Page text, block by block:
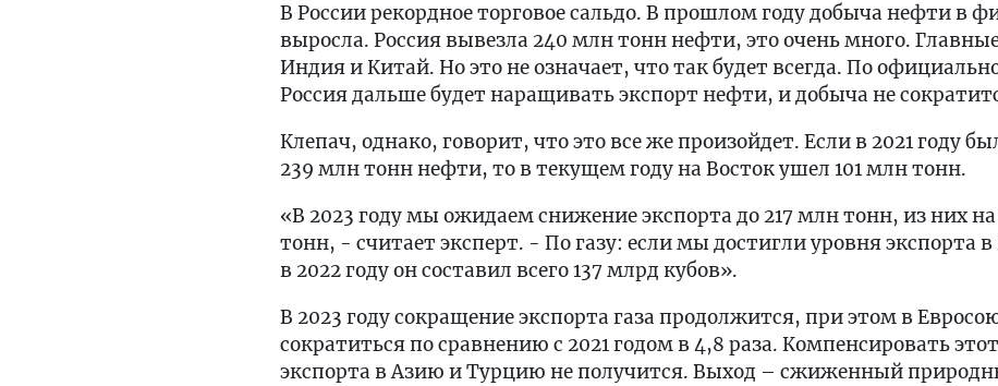
В России рекордное торговое сальдо. В прошлом году добыча нефти в
выросла. Россия вывезла 240 млн тонн нефти, это очень много.
Индия и Китай. Но это не означает, что так будет всегда. По
Россия дальше будет наращивать экспорт нефти, и добыча не
Клепач, однако, говорит, что это все же произойдет. Если в 2021 году
239 млн тонн нефти, то в текущем году на Восток ушел 101 млн тонн.
«В 2023 году мы ожидаем снижение экспорта до 217 млн тонн, из них
тонн, - считает эксперт. - По газу: если мы достигли уровня экспорта
в 2022 году он составил всего 137 млрд кубов».
В 2023 году сокращение экспорта газа продолжится, при этом в
сократиться по сравнению с 2021 годом в 4,8 раза. Компенсировать
экспорта в Азию и Турцию не получится. Выход – сжиженный